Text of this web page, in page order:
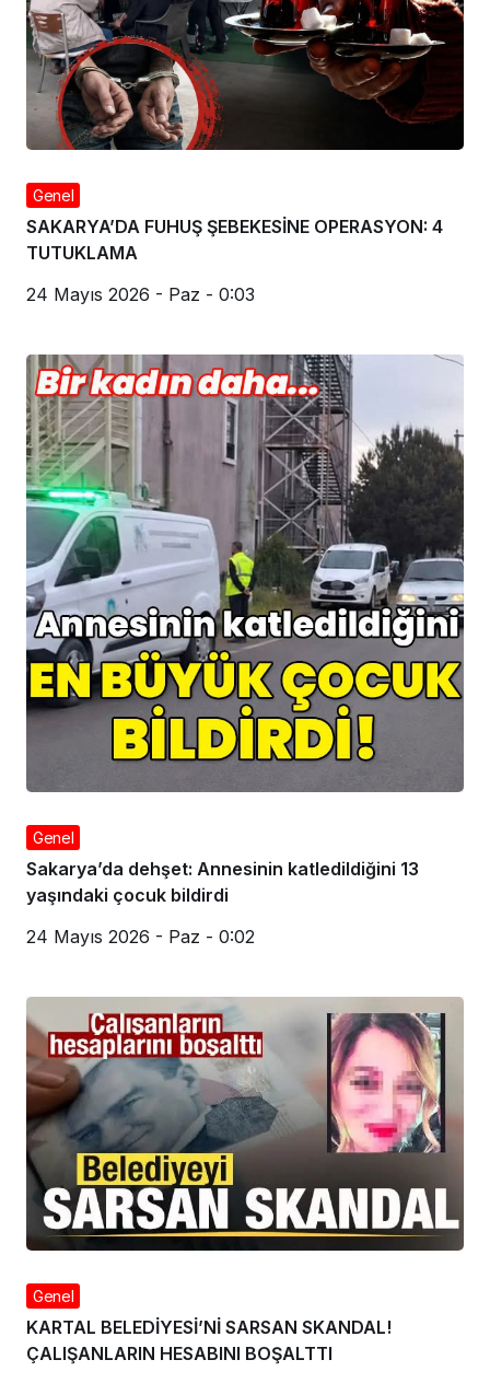
Genel
SAKARYA’DA FUHUŞ ŞEBEKESİNE OPERASYON: 4
TUTUKLAMA
24 Mayıs 2026 - Paz - 0:03
Genel
Sakarya’da dehşet: Annesinin katledildiğini 13
yaşındaki çocuk bildirdi
24 Mayıs 2026 - Paz - 0:02
Genel
KARTAL BELEDİYESİ’Nİ SARSAN SKANDAL!
ÇALIŞANLARIN HESABINI BOŞALTTI